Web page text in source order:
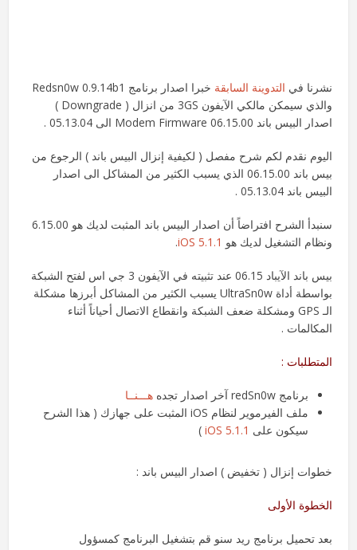
نشرنا في التدوينة السابقة
خبرا اصدار برنامج Redsn0w 0.9.14b1
والذي سيمكن مالكي الآيفون 3GS من انزال ( Downgrade )
اصدار البيس باند Modem Firmware 06.15.00 الى 05.13.04 .
اليوم نقدم لكم شرح مفصل ( لكيفية إنزال البيس باند ) الرجوع من
بيس باند 06.15.00 الذي يسبب الكثير من المشاكل الى اصدار
البيس باند 05.13.04 .
سنبدأ الشرح افتراضاً أن اصدار البيس باند المثبت لديك هو 6.15.00
ونظام التشغيل لديك هو iOS 5.1.1
.
بيس باند الآيباد 06.15 عند تثبيته في الآيفون 3 جي اس لفتح الشبكة
بواسطة أداة UltraSn0w يسبب الكثير من المشاكل أبرزها مشكلة
الـ GPS ومشكلة ضعف الشبكة وانقطاع الاتصال أحياناً أثناء
المكالمات .
المتطلبات :
برنامج redSn0w آخر اصدار تجده
هـــنــا
ملف الفيرموير لنظام iOS المثبت على جهازك ( هذا الشرح
سيكون على iOS 5.1.1
)
خطوات إنزال ( تخفيض ) اصدار البيس باند :
الخطوة الأولى
بعد تحميل برنامج ريد سنو قم بتشغيل البرنامج كمسؤول